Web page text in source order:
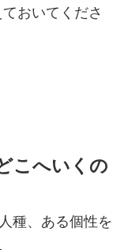
おいてくださ
こへいくの
種、ある個性を